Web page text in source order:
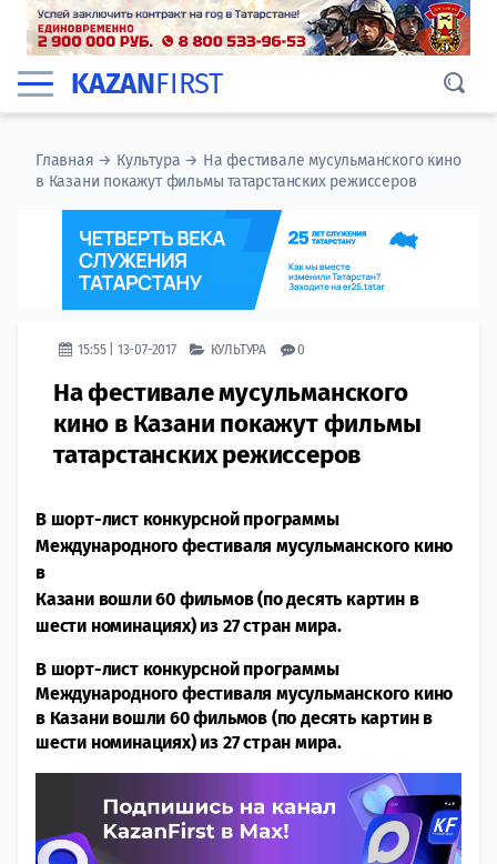
KAZANFIRST
Главная → Культура → На фестивале мусульманского кино
в Казани покажут фильмы татарстанских режиссеров
15:55 | 13-07-2017 КУЛЬТУРА 0
На фестивале мусульманского
кино в Казани покажут фильмы
татарстанских режиссеров
В шорт-лист конкурсной программы
Международного фестиваля мусульманского кино
в
Казани вошли 60 фильмов (по десять картин в
шести номинациях) из 27 стран мира.
В шорт-лист конкурсной программы
Международного фестиваля мусульманского кино
в Казани вошли 60 фильмов (по десять картин в
шести номинациях) из 27 стран мира.